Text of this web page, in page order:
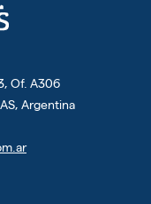
Of. A306
Argentina